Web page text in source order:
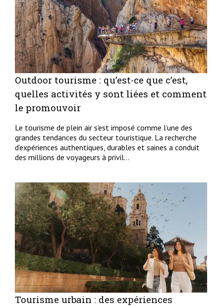
Outdoor tourisme : qu’est-ce que c’est,
quelles activités y sont liées et comment
le promouvoir
Le tourisme de plein air s’est imposé comme l’une des
grandes tendances du secteur touristique. La recherche
d’expériences authentiques, durables et saines a conduit
des millions de voyageurs à privil...
Tourisme urbain : des expériences